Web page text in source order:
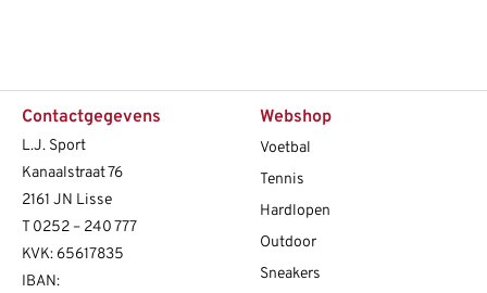
Contactgegevens
L.J. Sport
Kanaalstraat 76
2161 JN Lisse
T 0252 – 240 777
KVK: 65617835
IBAN:
Webshop
Voetbal
Tennis
Hardlopen
Outdoor
Sneakers